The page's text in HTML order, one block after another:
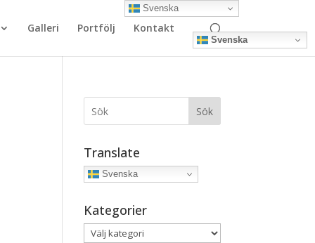
Galleri Portfölj Kontakt
Svenska
Sök
Translate
Svenska
Kategorier
Kategorier
Svenska